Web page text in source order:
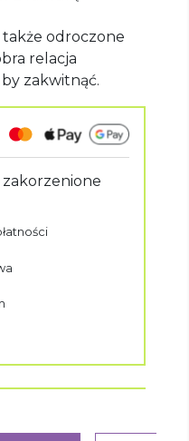
odroczone
relacja
zakwitnąć.